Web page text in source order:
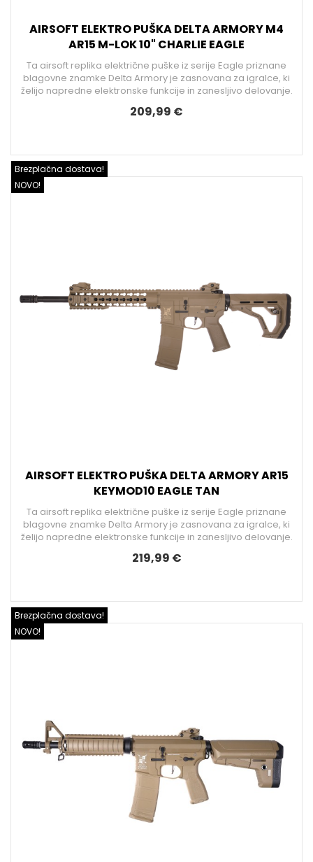
AIRSOFT ELEKTRO PUŠKA DELTA ARMORY M4
AR15 M-LOK 10" CHARLIE EAGLE
Ta airsoft replika električne puške iz serije Eagle priznane
blagovne znamke Delta Armory je zasnovana za igralce, ki
želijo napredne elektronske funkcije in zanesljivo delovanje.
209,99 €
NOVO!
Brezplačna dostava!
AIRSOFT ELEKTRO PUŠKA DELTA ARMORY AR15
KEYMOD10 EAGLE TAN
Ta airsoft replika električne puške iz serije Eagle priznane
blagovne znamke Delta Armory je zasnovana za igralce, ki
želijo napredne elektronske funkcije in zanesljivo delovanje.
219,99 €
NOVO!
Brezplačna dostava!